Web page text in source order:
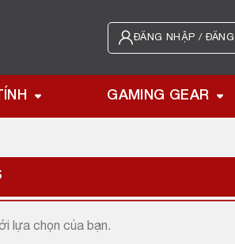
ĐĂNG NHẬP /
GAMING GEAR
lựa chọn của bạn.